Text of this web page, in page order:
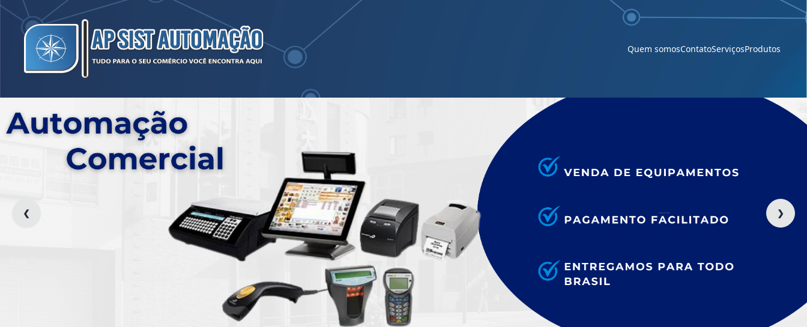
Ap. Sist. Automação - tudo para o seu comercio você encontra aqui.
Quem somosContatoServiçosProdutos
❮ ❯